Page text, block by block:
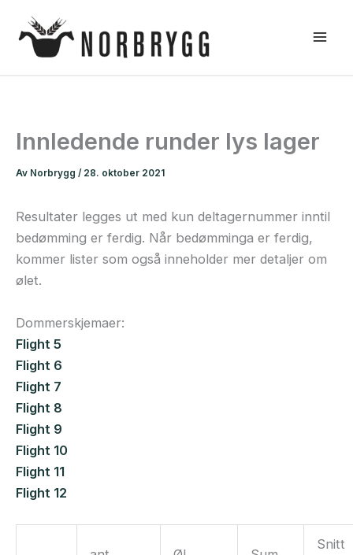
rett
Innledende runder lys lager
Av Norbrygg / 28. oktober 2021
Resultater legges ut med kun deltagernummer inntil
bedømming er ferdig. Når bedømminga er ferdig,
kommer lister som også inneholder mer detaljer om
ølet.
Dommerskjemaer:
Flight 5
Flight 6
Flight 7
Flight 8
Flight 9
Flight 10
Flight 11
Flight 12
Snitt